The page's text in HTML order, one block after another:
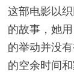
这部电影以
的故事，她
的举动并没
的空余时间